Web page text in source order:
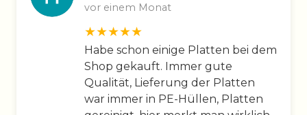
vor einem Monat
Habe schon einige Platten bei dem
Shop gekauft. Immer gute
Qualität, Lieferung der Platten
war immer in PE-Hüllen, Platten